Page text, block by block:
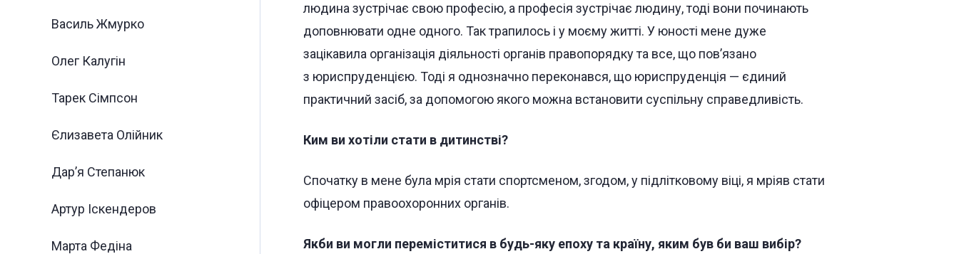
Василь Жмурко
Олег Калугін
Тарек Сімпсон
Єлизавета Олійник
Дар’я Степанюк
Артур Іскендеров
Марта Федіна
людина зустрічає свою професію, а професія зустрічає людину, тоді вони починають
доповнювати одне одного. Так трапилось і у моєму житті. У юності мене дуже
зацікавила організація діяльності органів правопорядку та все, що пов’язано
з юриспруденцією. Тоді я однозначно переконався, що юриспруденція — єдиний
практичний засіб, за допомогою якого можна встановити суспільну справедливість.
Ким ви хотіли стати в дитинстві?
Спочатку в мене була мрія стати спортсменом, згодом, у підлітковому віці, я мріяв стати
офіцером правоохоронних органів.
Якби ви могли переміститися в будь-яку епоху та країну, яким був би ваш вибір?